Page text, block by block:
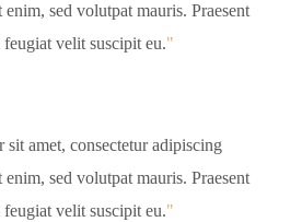
sed volutpat mauris. Praesent
feugiat velit suscipit eu.
amet, consectetur adipiscing
sed volutpat mauris. Praesent
feugiat velit suscipit eu.